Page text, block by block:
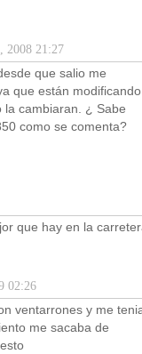
2008 21:27
que salio me
que están modificando
la cambiaran. ¿ Sabe
como se comenta?
que hay en la
02:26
ventarrones y me
me sacaba de